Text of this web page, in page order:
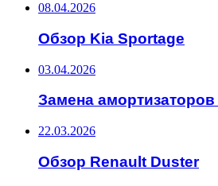
08.04.2026
Обзор Kia Sportage
03.04.2026
Замена амортизаторов
22.03.2026
Обзор Renault Duster